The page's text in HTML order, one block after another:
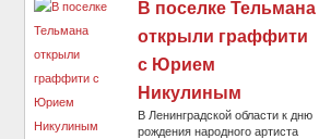
В поселке Тельмана
открыли граффити
с Юрием
Никулиным
В Ленинградской области к дню
рождения народного артиста